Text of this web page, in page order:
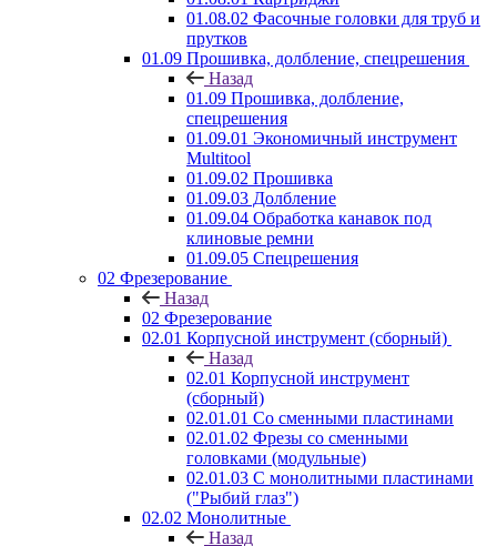
01.08.02 Фасочные головки для труб и
прутков
01.09 Прошивка, долбление, спецрешения
Назад
01.09 Прошивка, долбление,
спецрешения
01.09.01 Экономичный инструмент
Multitool
01.09.02 Прошивка
01.09.03 Долбление
01.09.04 Обработка канавок под
клиновые ремни
01.09.05 Спецрешения
02 Фрезерование
Назад
02 Фрезерование
02.01 Корпусной инструмент (сборный)
Назад
02.01 Корпусной инструмент
(сборный)
02.01.01 Со сменными пластинами
02.01.02 Фрезы со сменными
головками (модульные)
02.01.03 С монолитными пластинами
("Рыбий глаз")
02.02 Монолитные
Назад